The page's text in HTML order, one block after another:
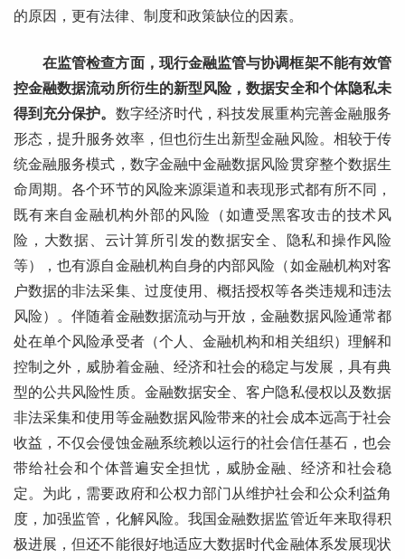
的原因，更有法律、制度和政策缺位的因素。
在监管检查方面，现行金融监管与协调框架不能有效管
控金融数据流动所衍生的新型风险，数据安全和个体隐私未
得到充分保护。 数字经济时代，科技发展重构完善金融服务
形态，提升服务效率，但也衍生出新型金融风险。相较于传
统金融服务模式，数字金融中金融数据风险贯穿整个数据生
命周期。各个环节的风险来源渠道和表现形式都有所不同，
既有来自金融机构外部的风险（如遭受黑客攻击的技术风
险，大数据、云计算所引发的数据安全、隐私和操作风险
等），也有源自金融机构自身的内部风险（如金融机构对客
户数据的非法采集、过度使用、概括授权等各类违规和违法
风险）。伴随着金融数据流动与开放，金融数据风险通常都
处在单个风险承受者（个人、金融机构和相关组织）理解和
控制之外，威胁着金融、经济和社会的稳定与发展，具有典
型的公共风险性质。金融数据安全、客户隐私侵权以及数据
非法采集和使用等金融数据风险带来的社会成本远高于社会
收益，不仅会侵蚀金融系统赖以运行的社会信任基石，也会
带给社会和个体普遍安全担忧，威胁金融、经济和社会稳
定。为此，需要政府和公权力部门从维护社会和公众利益角
度，加强监管，化解风险。我国金融数据监管近年来取得积
极进展，但还不能很好地适应大数据时代金融体系发展现状